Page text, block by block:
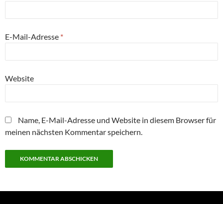
E-Mail-Adresse *
Website
Name, E-Mail-Adresse und Website in diesem Browser für
meinen nächsten Kommentar speichern.